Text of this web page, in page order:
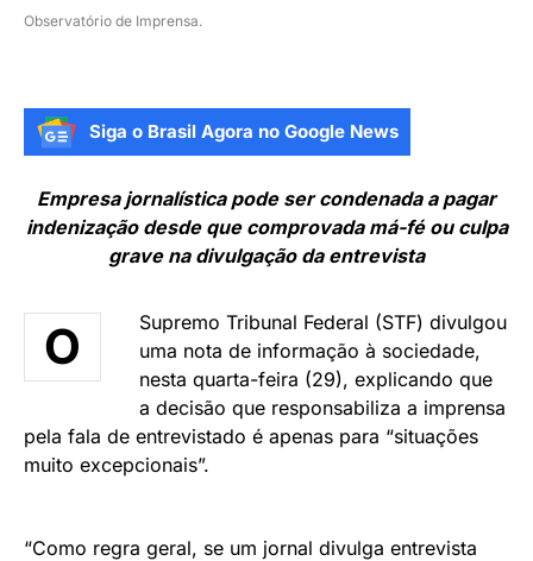
Observatório de Imprensa.
Siga o Brasil Agora no Google News
Empresa jornalística pode ser condenada a pagar
indenização desde que comprovada má-fé ou culpa
grave na divulgação da entrevista
O
Supremo Tribunal Federal (STF) divulgou
uma nota de informação à sociedade,
nesta quarta-feira (29), explicando que
a decisão que responsabiliza a imprensa
pela fala de entrevistado é apenas para “situações
muito excepcionais”.
“Como regra geral, se um jornal divulga entrevista